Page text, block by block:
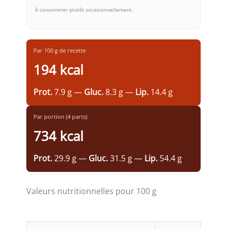
À consommer plutôt occasionnellement.
Par 100 g de recette
194 kcal
Prot.7.9 g — Gluc.8.3 g — Lip. 14.4 g
Par portion (4 parts)
734 kcal
Prot.29.9 g — Gluc.31.5 g — Lip. 54.4 g
Valeurs nutritionnelles pour 100 g